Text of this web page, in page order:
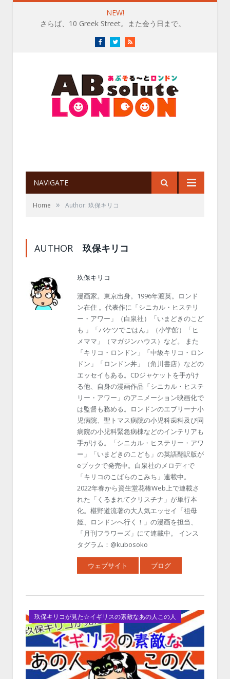
NEW!
さらば、10 Greek Street。また会う日まで。
FacebookTwitterRSS
NAVIGATE
Home » Author: 玖保キリコ
AUTHOR 玖保キリコ
玖保キリコ
漫画家。東京出身。1996年渡英。ロンド
ン在住 。代表作に「シニカル・ヒステリ
ー・アワー」（白泉社）「いまどきのこど
も 」「バケツでごはん」（小学館）「ヒ
メママ」（マガジンハウス）など。 また
「キリコ・ロンドン」「中級キリコ・ロン
ドン」「ロンドン丼」（角川書店）などの
エッセイもある。CDジャケットを手がけ
る他、自身の漫画作品「シニカル・ヒステ
リー・アワー」のアニメーション映画化で
は監督も務める。ロンドンのエブリーナ小
児病院、聖トマス病院の小児科歯科及び同
病院の小児科緊急病棟などのインテリアも
手がける。「シニカル・ヒステリー・アワ
ー」「いまどきのこども」の英語翻訳版が
eブックで発売中。白泉社のメロディで
「キリコのこばらのこみち」連載中。
2022年春から資生堂花椿Web上で連載さ
れた「くるまれてクリスチナ」が単行本
化。椹野道流著の大人気エッセイ「祖母
姫、ロンドンへ行く！」の漫画を担当、
「月刊フラワーズ」にて連載中。 インス
タグラム：@kubosoko
ウェブサイト ブログ
玖保キリコが見た☆イギリスの素敵なあの人この人